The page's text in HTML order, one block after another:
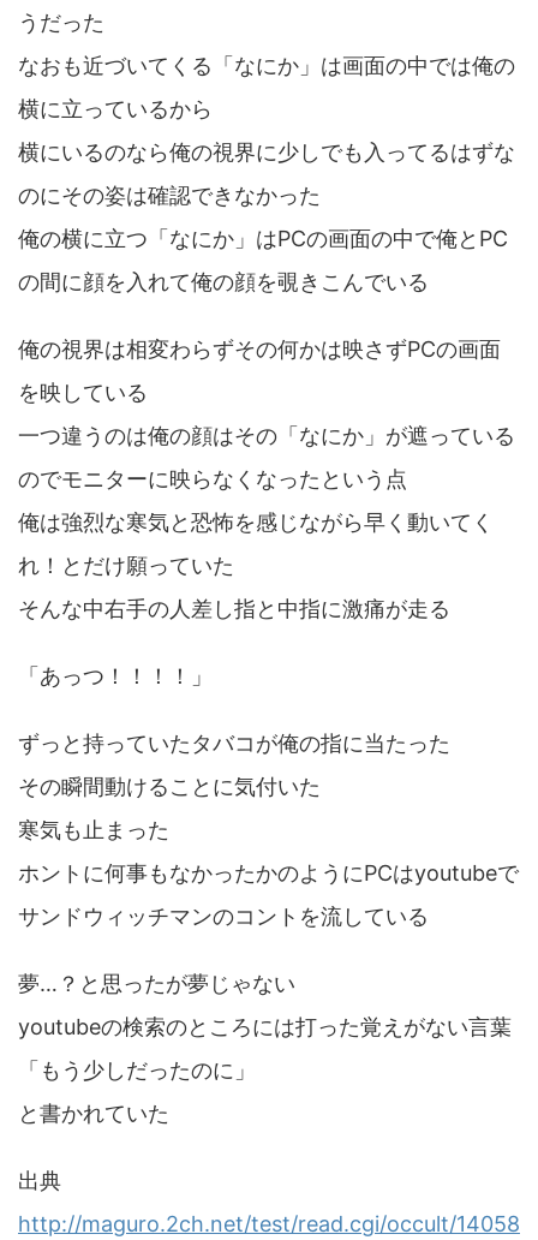
うだった
なおも近づいてくる「なにか」は画面の中では俺の
横に立っているから
横にいるのなら俺の視界に少しでも入ってるはずな
のにその姿は確認できなかった
俺の横に立つ「なにか」はPCの画面の中で俺とPC
の間に顔を入れて俺の顔を覗きこんでいる
俺の視界は相変わらずその何かは映さずPCの画面
を映している
一つ違うのは俺の顔はその「なにか」が遮っている
のでモニターに映らなくなったという点
俺は強烈な寒気と恐怖を感じながら早く動いてく
れ！とだけ願っていた
そんな中右手の人差し指と中指に激痛が走る
「あっつ！！！！」
ずっと持っていたタバコが俺の指に当たった
その瞬間動けることに気付いた
寒気も止まった
ホントに何事もなかったかのようにPCはyoutubeで
サンドウィッチマンのコントを流している
夢…？と思ったが夢じゃない
youtubeの検索のところには打った覚えがない言葉
「もう少しだったのに」
と書かれていた
出典
http://maguro.2ch.net/test/read.cgi/occult/14058